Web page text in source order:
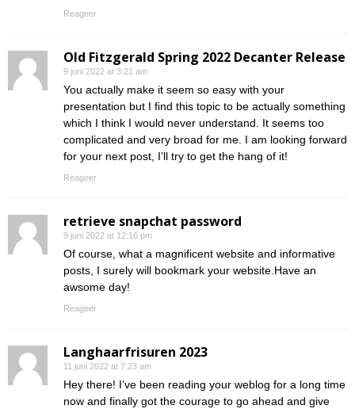
Reageer
Old Fitzgerald Spring 2022 Decanter Release
9 juni 2022 at 3:21 am
You actually make it seem so easy with your
presentation but I find this topic to be actually something
which I think I would never understand. It seems too
complicated and very broad for me. I am looking forward
for your next post, I’ll try to get the hang of it!
Reageer
retrieve snapchat password
9 juni 2022 at 12:16 pm
Of course, what a magnificent website and informative
posts, I surely will bookmark your website.Have an
awsome day!
Reageer
Langhaarfrisuren 2023
11 juni 2022 at 7:23 am
Hey there! I’ve been reading your weblog for a long time
now and finally got the courage to go ahead and give